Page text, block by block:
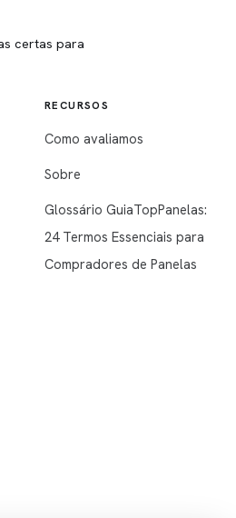
certas para
RECURSOS
Como avaliamos
Sobre
Glossário GuiaTopPanelas:
24 Termos Essenciais para
Compradores de Panelas